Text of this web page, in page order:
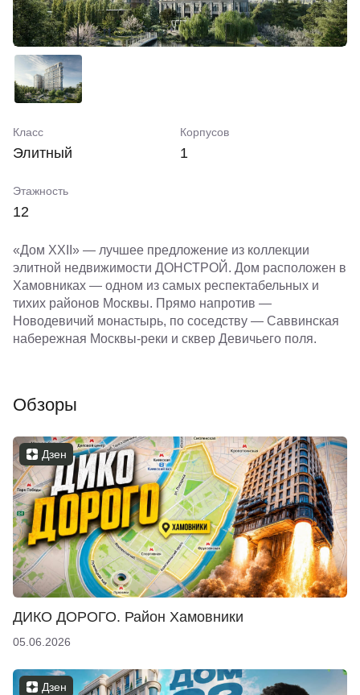
Класс
Элитный
Корпусов
1
Этажность
12
«Дом XXII» — лучшее предложение из коллекции
элитной недвижимости ДОНСТРОЙ. Дом расположен в
Хамовниках — одном из самых респектабельных и
тихих районов Москвы. Прямо напротив —
Новодевичий монастырь, по соседству — Саввинская
набережная Москвы-реки и сквер Девичьего поля.
Обзоры
Дзен
ДИКО ДОРОГО. Район Хамовники
05.06.2026
Дзен